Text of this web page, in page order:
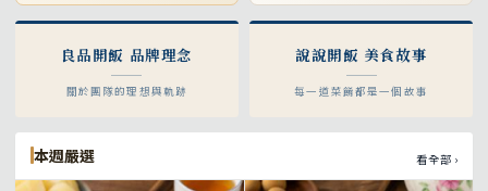
良品開飯 品牌理念
關於團隊的理想與軌跡
說說開飯 美食故事
每一道菜餚都是一個故事
本週嚴選 看全部 ›